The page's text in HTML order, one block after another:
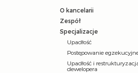
O kancelarii
Zespół
Specjalizacje
Upadłość
Postępowanie
Upadłość i
dewelopera